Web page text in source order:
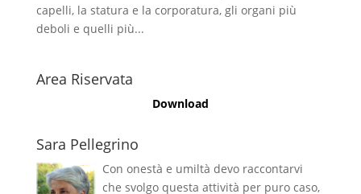
capelli, la statura e la corporatura, gli organi più
deboli e quelli più...
Area Riservata
Download
Sara Pellegrino
Con onestà e umiltà devo raccontarvi
che svolgo questa attività per puro caso,